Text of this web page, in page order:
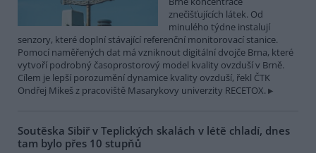
znečišťujících látek. Od
minulého týdne instalují
senzory, které doplní stávající referenční monitorovací stanice.
Pomocí naměřených dat má vzniknout digitální dvojče Brna, které
vytvoří podrobný časoprostorový model kvality ovzduší v Brně.
Cílem je lepší porozumění dynamice kvality ovzduší, řekl ČTK
Ondřej Mikeš z pracoviště Masarykovy univerzity RECETOX.
Soutěska Sibiř v Teplických skalách v létě chladí, dnes
tam bylo přes 10 stupňů